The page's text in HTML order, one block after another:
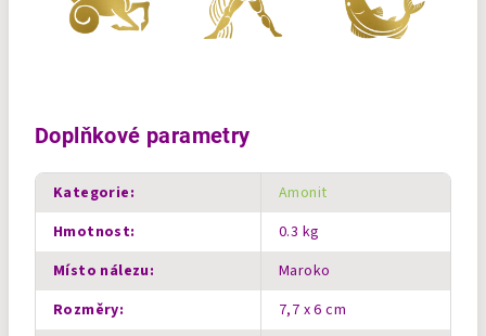
Doplňkové parametry
Kategorie:
Amonit
Hmotnost:
0.3 kg
Místo nálezu:
Maroko
Rozměry:
7,7 x 6 cm